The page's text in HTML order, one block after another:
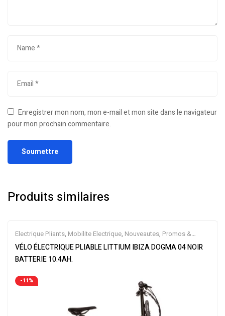
Enregistrer mon nom, mon e-mail et mon site dans le navigateur
pour mon prochain commentaire.
Produits similaires
Electrique Pliants, Mobilite Electrique, Nouveautes, Promos &
Soldes,Vélo électrique ville, Velos Electriques
VÉLO ÉLECTRIQUE PLIABLE LITTIUM IBIZA DOGMA 04 NOIR
BATTERIE 10.4AH.
-11%